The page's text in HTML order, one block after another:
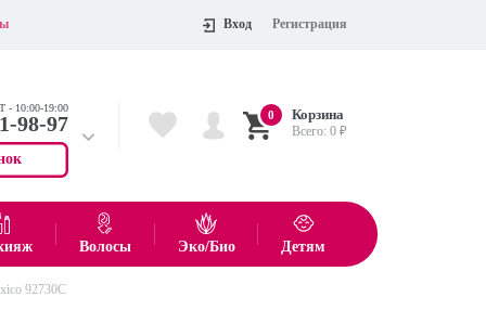
Вход Регистрация
- 10:00-19:00
98-97
55-75
0 Корзина
Всего:0 ₽
показать все товары
Волосы Эко/Био Детям
92730C